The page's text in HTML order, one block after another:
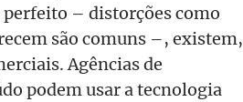
perfeito – distorções como
são comuns –, existem,
Agências de
podem usar a tecnologia